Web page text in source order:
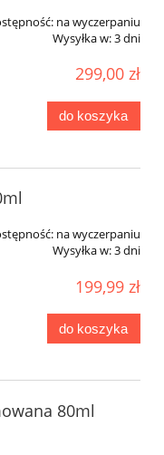
na wyczerpaniu
Wysyłka w:3 dni
299,00 zł
do koszyka
na wyczerpaniu
Wysyłka w:3 dni
199,99 zł
do koszyka
80ml